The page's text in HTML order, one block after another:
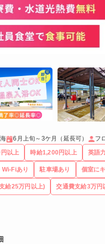
6月上旬～3ケ月（延長可） フ
以上 時給1,200円以上 英語
Wi-Fiあり 駐車場あり 個室に
給25万円以上) 交通費支給3万円